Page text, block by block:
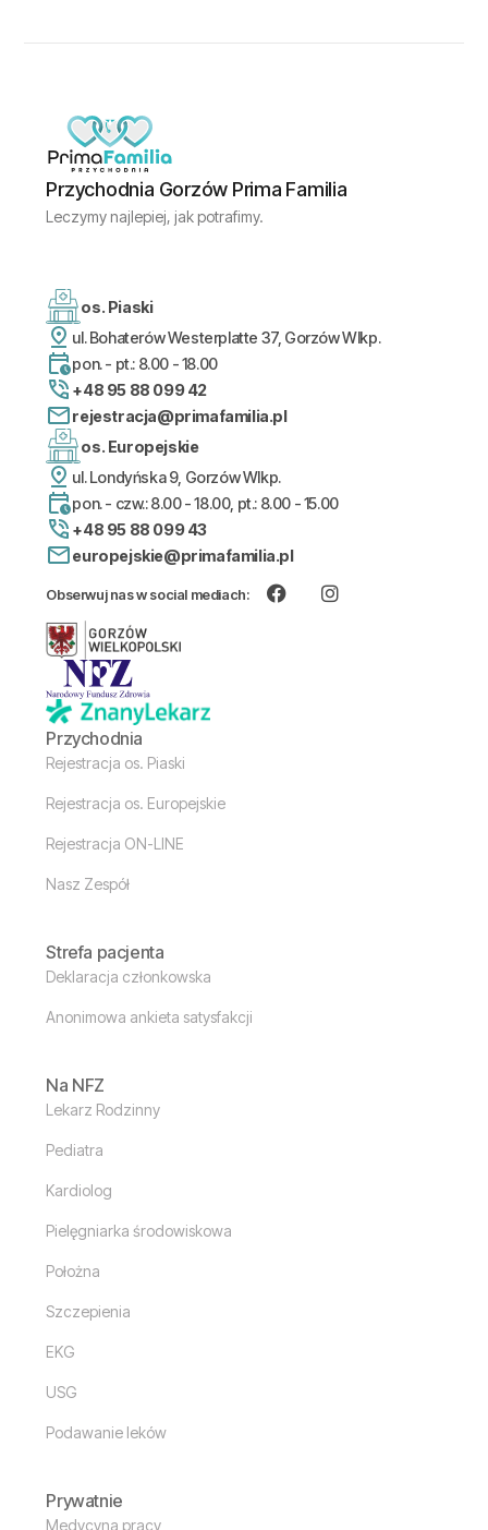
Przychodnia Gorzów Prima Familia
Leczymy najlepiej, jak potrafimy.
os. Piaski
ul. Bohaterów Westerplatte 37, Gorzów Wlkp.
pon. - pt.: 8.00 - 18.00
+48 95 88 099 42
rejestracja@primafamilia.pl
os. Europejskie
ul. Londyńska 9, Gorzów Wlkp.
pon. - czw.: 8.00 - 18.00, pt.: 8.00 - 15.00
+48 95 88 099 43
europejskie@primafamilia.pl
Obserwuj nas w social mediach:
Przychodnia
Rejestracja os. Piaski
Rejestracja os. Europejskie
Rejestracja ON-LINE
Nasz Zespół
Strefa pacjenta
Deklaracja członkowska
Anonimowa ankieta satysfakcji
Na NFZ
Lekarz Rodzinny
Pediatra
Kardiolog
Pielęgniarka środowiskowa
Położna
Szczepienia
EKG
USG
Podawanie leków
Prywatnie
Medycyna pracy